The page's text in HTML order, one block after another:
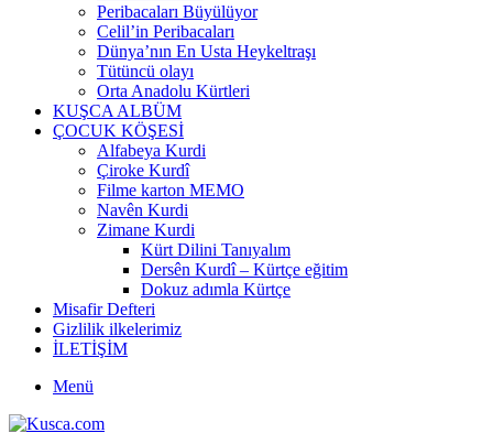
Peribacaları Büyülüyor
Celil’in Peribacaları
Dünya’nın En Usta Heykeltraşı
Tütüncü olayı
Orta Anadolu Kürtleri
KUŞCA ALBÜM
ÇOCUK KÖŞESİ
Alfabeya Kurdi
Çiroke Kurdî
Filme karton MEMO
Navên Kurdi
Zimane Kurdi
Kürt Dilini Tanıyalım
Dersên Kurdî – Kürtçe eğitim
Dokuz adımla Kürtçe
Misafir Defteri
Gizlilik ilkelerimiz
İLETİŞİM
Menü